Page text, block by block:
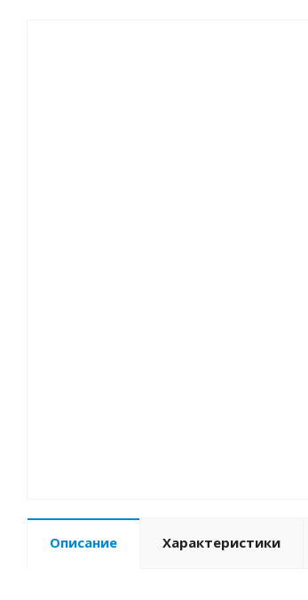
Описание Характеристики